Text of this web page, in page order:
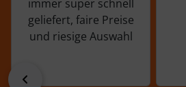
immer super schnell
geliefert, faire Preise
und riesige Auswahl